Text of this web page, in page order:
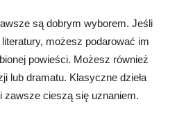
są dobrym wyborem. Jeśli
literatury, możesz podarować im
powieści. Możesz również
lub dramatu. Klasyczne dzieła
zawsze cieszą się uznaniem.